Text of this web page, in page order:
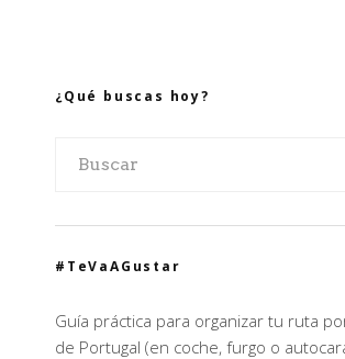
¿Qué buscas hoy?
#TeVaAGustar
Guía práctica para organizar tu ruta
de Portugal (en coche, furgo o